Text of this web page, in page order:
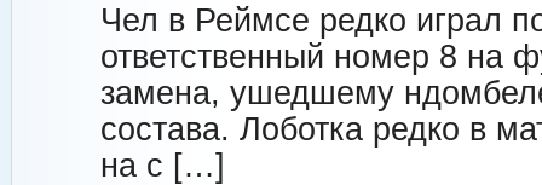
Чел в Реймсе редко играл
ответственный номер 8 на
замена, ушедшему
состава. Лоботка редко в
на с […]